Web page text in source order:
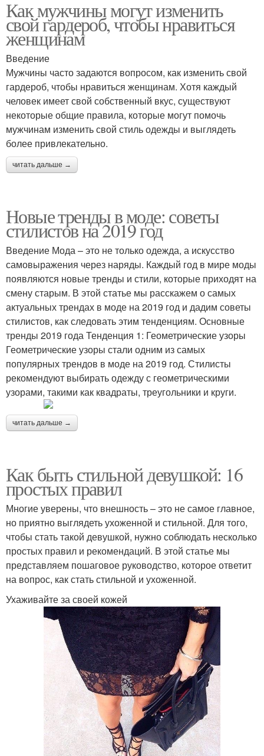
Как мужчины могут изменить
свой гардероб, чтобы нравиться
женщинам
Введение
Мужчины часто задаются вопросом, как изменить свой
гардероб, чтобы нравиться женщинам. Хотя каждый
человек имеет свой собственный вкус, существуют
некоторые общие правила, которые могут помочь
мужчинам изменить свой стиль одежды и выглядеть
более привлекательно.
читать дальше →
Новые тренды в моде: советы
стилистов на 2019 год
Введение Мода – это не только одежда, а искусство
самовыражения через наряды. Каждый год в мире моды
появляются новые тренды и стили, которые приходят на
смену старым. В этой статье мы расскажем о самых
актуальных трендах в моде на 2019 год и дадим советы
стилистов, как следовать этим тенденциям. Основные
тренды 2019 года Тенденция 1: Геометрические узоры
Геометрические узоры стали одним из самых
популярных трендов в моде на 2019 год. Стилисты
рекомендуют выбирать одежду с геометрическими
узорами, такими как квадраты, треугольники и круги.
читать дальше →
Как быть стильной девушкой: 16
простых правил
Многие уверены, что внешность – это не самое главное,
но приятно выглядеть ухоженной и стильной. Для того,
чтобы стать такой девушкой, нужно соблюдать несколько
простых правил и рекомендаций. В этой статье мы
представляем пошаговое руководство, которое ответит
на вопрос, как стать стильной и ухоженной.
Ухаживайте за своей кожей